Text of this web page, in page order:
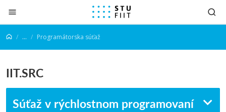
Prejsť na obsah
... Programátorska súťaž
IIT.SRC
Súťaž v rýchlostnom programovaní